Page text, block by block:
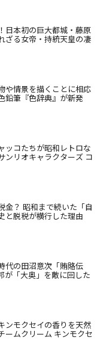
日本初の巨大都城・藤原
ざる女帝・持統天皇の凄
や情景を描くことに相応
鉛筆『色辞典』が新発
ッコたちが昭和レトロな
ンリオキャラクターズ コ
金？ 昭和まで続いた「自
と脱税が横行した理由
代の田沼意次「賄賂伝
が「大奥」を敵に回した
ンモクセイの香りを天然
ームクリーム キンモクセ